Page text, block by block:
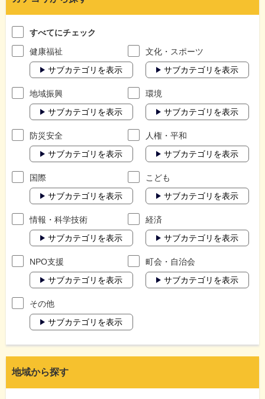
すべてにチェック
健康福祉
サブカテゴリを表示
文化・スポーツ
サブカテゴリを表示
地域振興
サブカテゴリを表示
環境
サブカテゴリを表示
防災安全
サブカテゴリを表示
人権・平和
サブカテゴリを表示
国際
サブカテゴリを表示
こども
サブカテゴリを表示
情報・科学技術
サブカテゴリを表示
経済
サブカテゴリを表示
NPO支援
サブカテゴリを表示
町会・自治会
サブカテゴリを表示
その他
サブカテゴリを表示
地域から探す